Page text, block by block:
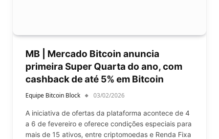
MB | Mercado Bitcoin anuncia
primeira Super Quarta do ano, com
cashback de até 5% em Bitcoin
Equipe Bitcoin Block 03/02/2026
A iniciativa de ofertas da plataforma acontece de 4
a 6 de fevereiro e oferece condições especiais para
mais de 15 ativos, entre criptomoedas e Renda Fixa